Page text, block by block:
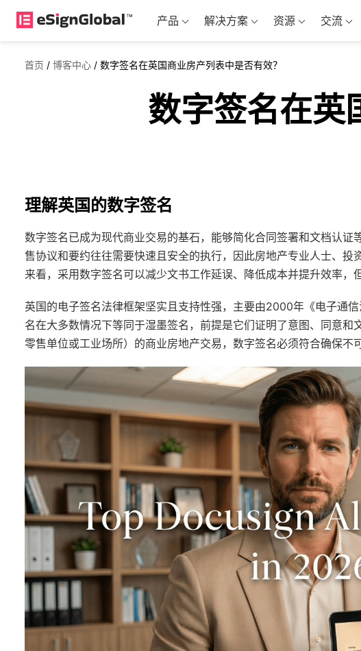
产品 解决方案 资源 交流
首页 / 博客中心 / 数字签名在英国商业房产列表中是否有效？
数字签名在英
理解英国的数字签名
数字签名已成为现代商业交易的基石，能够简化合同签署和文档认
售协议和要约往往需要快速且安全的执行，因此房地产专业人士、
来看，采用数字签名可以减少文书工作延误、降低成本并提升效率，
英国的电子签名法律框架坚实且支持性强，主要由2000年《电子通
名在大多数情况下等同于湿墨签名，前提是它们证明了意图、同意和
零售单位或工业场所）的商业房地产交易，数字签名必须符合确保不